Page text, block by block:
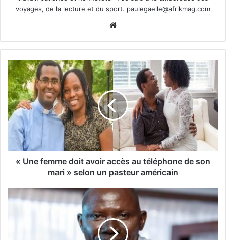
voyages, de la lecture et du sport. paulegaelle@afrikmag.com
« Une femme doit avoir accès au téléphone de son
mari » selon un pasteur américain